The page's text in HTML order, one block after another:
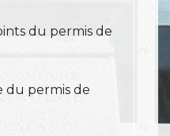
du permis de
du permis de